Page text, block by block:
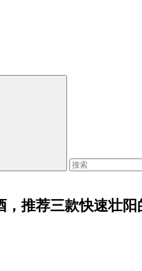
，推荐三款快速壮阳